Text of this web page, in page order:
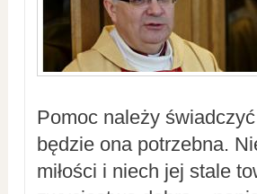
Pomoc należy
będzie ona potrzebna.
miłości i niech jej stale